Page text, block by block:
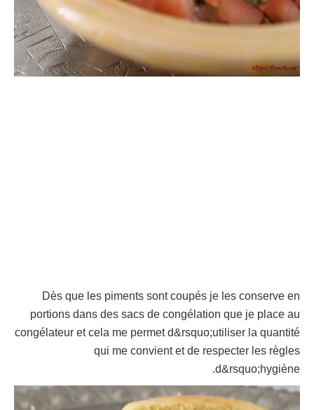
Dès que les piments sont coupés je les conserve en
portions dans des sacs de congélation que je place au
congélateur et cela me permet d&rsquo;utiliser la quantité
qui me convient et de respecter les règles
d&rsquo;hygiène.